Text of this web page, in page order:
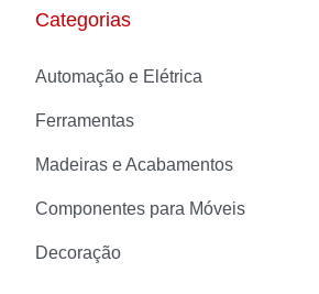
Categorias
Automação e Elétrica
Ferramentas
Madeiras e Acabamentos
Componentes para Móveis
Decoração